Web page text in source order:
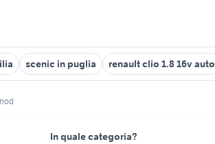
scenic in puglia renault clio 1.8 16v auto
In quale categoria?